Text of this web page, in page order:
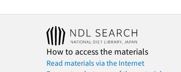
How to access the materials
Read materials via the Internet